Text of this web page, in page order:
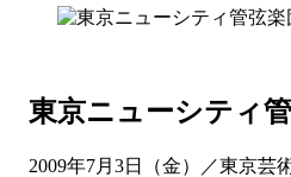
東京ニューシティ
2009年7月3日（金）／東京